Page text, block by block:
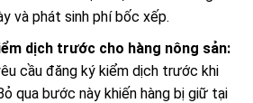
và phát sinh phí bốc xếp.
dịch trước cho hàng nông sản:
cầu đăng ký kiểm dịch trước khi
qua bước này khiến hàng bị giữ tại